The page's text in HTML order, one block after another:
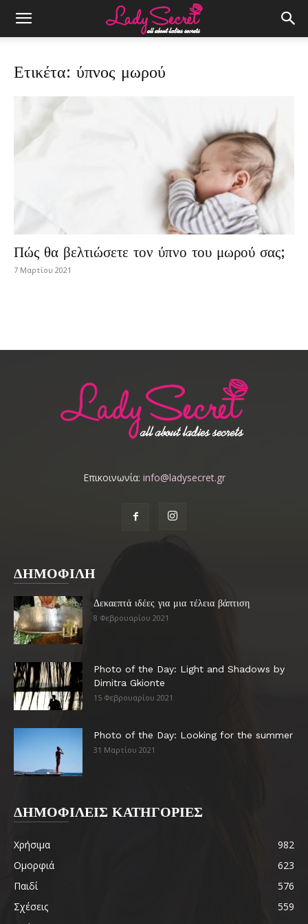
Ετικέτα: ύπνος μωρού
Πώς θα βελτιώσετε τον ύπνο του μωρού σας;
7 Μαρτίου 2021
Επικοινωνία: info@ladysecret.gr
ΔΗΜΟΦΙΛΗ
Δεκαεπτά ιδέες για μια τέλεια βάπτιση
8 Φεβρουαρίου 2021
Photo of the Day: Light and Shadows by
Dimitra Gkionte
15 Φεβρουαρίου 2021
Photo of the Day: Looking for the summer
31 Μαρτίου 2021
ΔΗΜΟΦΙΛΕΙΣ ΚΑΤΗΓΟΡΙΕΣ
Χρήσιμα
982
Ομορφιά
623
Παιδί
576
Σχέσεις
559